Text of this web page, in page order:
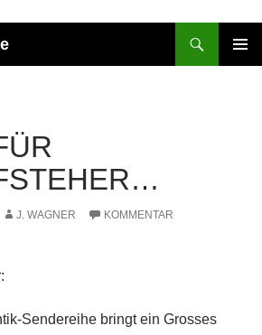
J. WAGNER
KOMMENTAR
Sendereihe bringt ein Grosses